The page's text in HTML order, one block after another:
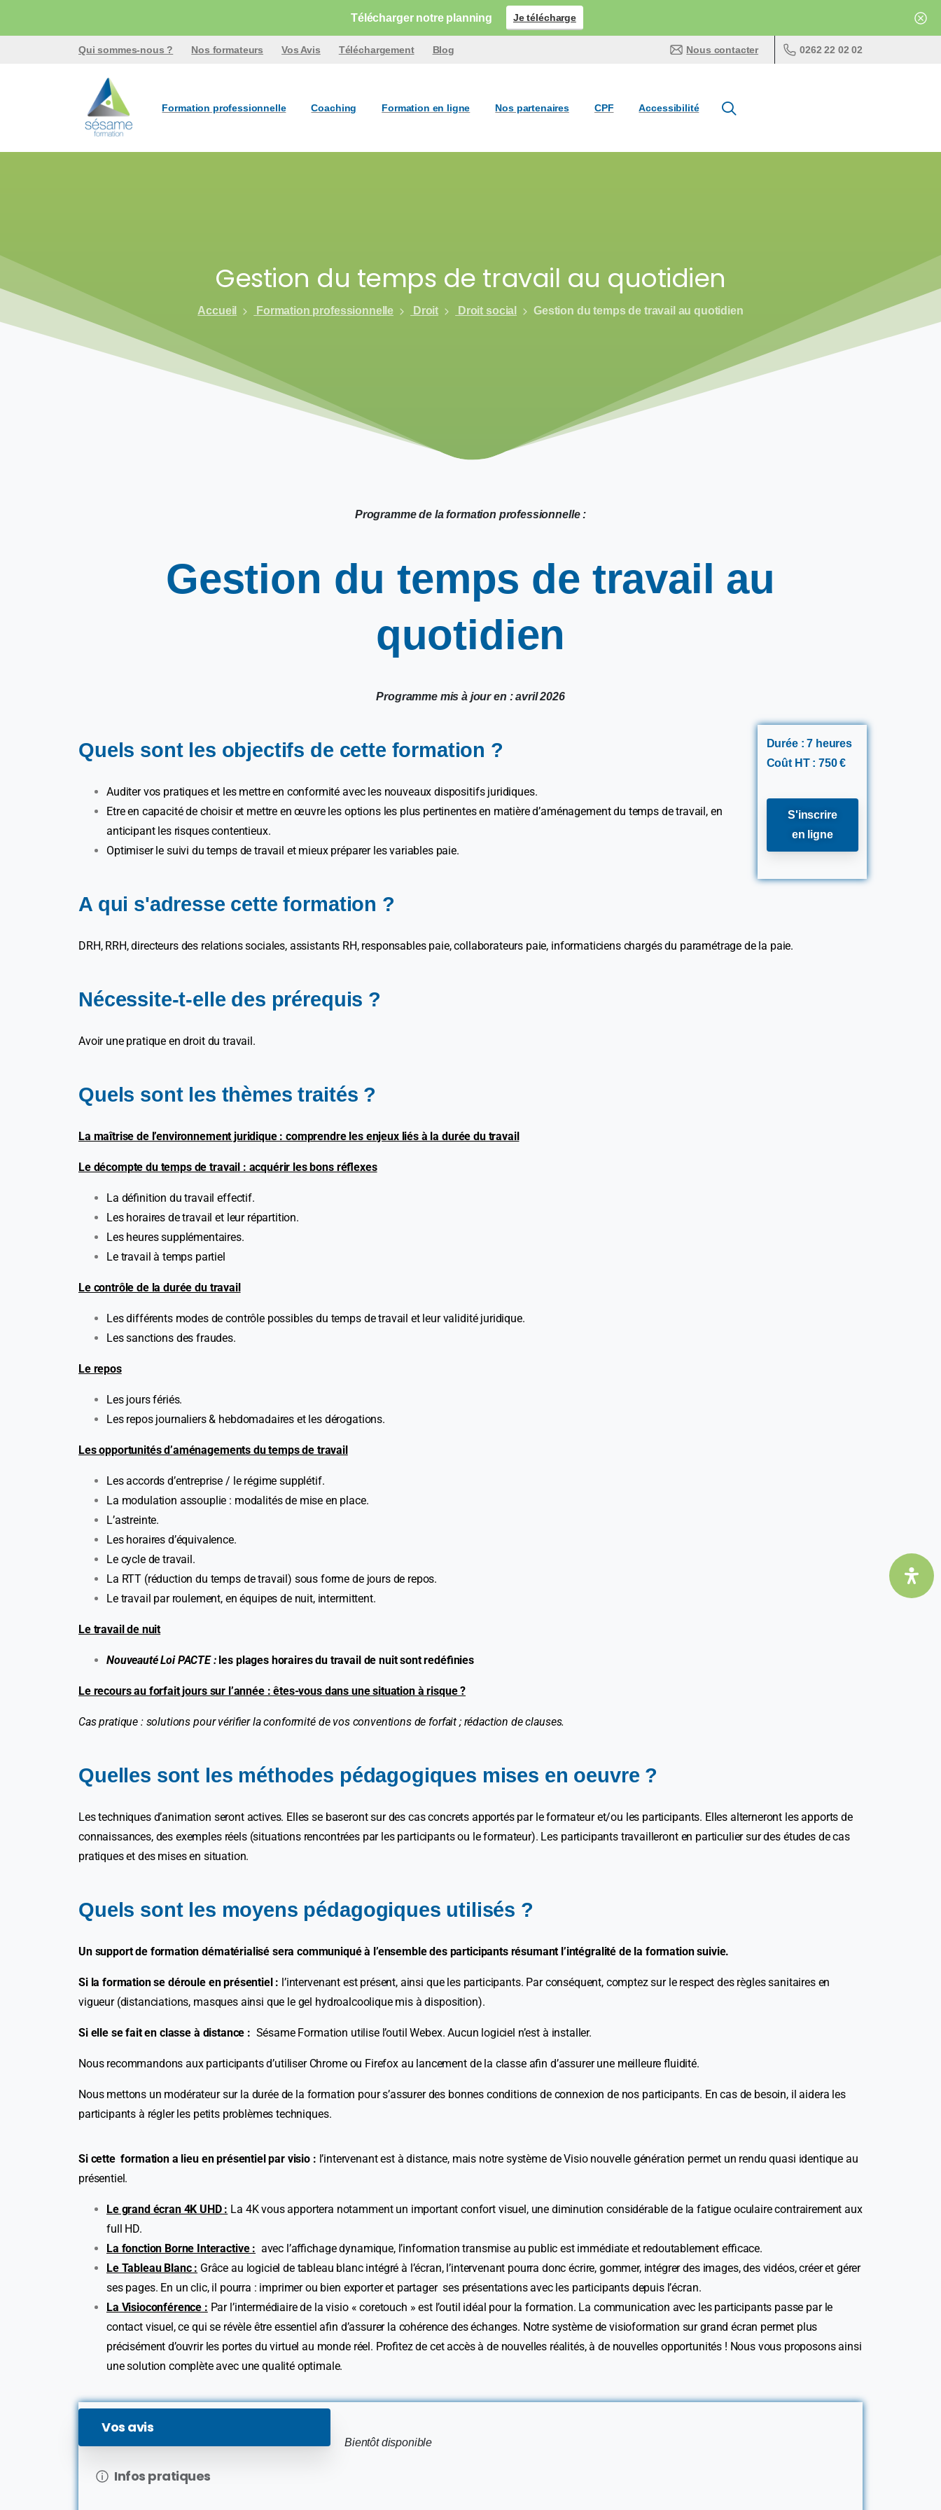
Télécharger notre planning Je télécharge
Qui sommes-nous ? Nos formateurs Vos Avis Téléchargement Blog Nous contacter 0262 22 02 02
Formation professionnelle Coaching Formation en ligne Nos partenaires CPF Accessibilité
Gestion du temps de travail au quotidien
Accueil Formation professionnelle Droit Droit social Gestion du temps de travail au quotidien
Programme de la formation professionnelle :
Gestion du temps de travail au
quotidien
Programme mis à jour en : avril 2026
Quels sont les objectifs de cette formation ?
Auditer vos pratiques et les mettre en conformité avec les nouveaux dispositifs juridiques.
Etre en capacité de choisir et mettre en œuvre les options les plus pertinentes en matière d’aménagement du temps de travail, en
anticipant les risques contentieux.
Optimiser le suivi du temps de travail et mieux préparer les variables paie.
Durée : 7 heures
Coût HT : 750 €
S'inscrire
en ligne
A qui s'adresse cette formation ?
DRH, RRH, directeurs des relations sociales, assistants RH, responsables paie, collaborateurs paie, informaticiens chargés du paramétrage de la paie.
Nécessite-t-elle des prérequis ?
Avoir une pratique en droit du travail.
Quels sont les thèmes traités ?
La maîtrise de l’environnement juridique : comprendre les enjeux liés à la durée du travail
Le décompte du temps de travail : acquérir les bons réflexes
La définition du travail effectif.
Les horaires de travail et leur répartition.
Les heures supplémentaires.
Le travail à temps partiel
Le contrôle de la durée du travail
Les différents modes de contrôle possibles du temps de travail et leur validité juridique.
Les sanctions des fraudes.
Le repos
Les jours fériés.
Les repos journaliers & hebdomadaires et les dérogations.
Les opportunités d’aménagements du temps de travail
Les accords d’entreprise / le régime supplétif.
La modulation assouplie : modalités de mise en place.
L’astreinte.
Les horaires d’équivalence.
Le cycle de travail.
La RTT (réduction du temps de travail) sous forme de jours de repos.
Le travail par roulement, en équipes de nuit, intermittent.
Le travail de nuit
Nouveauté Loi PACTE : les plages horaires du travail de nuit sont redéfinies
Le recours au forfait jours sur l’année : êtes-vous dans une situation à risque ?
Cas pratique : solutions pour vérifier la conformité de vos conventions de forfait ; rédaction de clauses.
Quelles sont les méthodes pédagogiques mises en oeuvre ?
Les techniques d’animation seront actives. Elles se baseront sur des cas concrets apportés par le formateur et/ou les participants. Elles alterneront les apports de
connaissances, des exemples réels (situations rencontrées par les participants ou le formateur). Les participants travailleront en particulier sur des études de cas
pratiques et des mises en situation.
Quels sont les moyens pédagogiques utilisés ?
Un support de formation dématérialisé sera communiqué à l’ensemble des participants résumant l’intégralité de la formation suivie.
Si la formation se déroule en présentiel : l’intervenant est présent, ainsi que les participants. Par conséquent, comptez sur le respect des règles sanitaires en
vigueur (distanciations, masques ainsi que le gel hydroalcoolique mis à disposition).
Si elle se fait en classe à distance : Sésame Formation utilise l’outil Webex. Aucun logiciel n’est à installer.
Nous recommandons aux participants d’utiliser Chrome ou Firefox au lancement de la classe afin d’assurer une meilleure fluidité.
Nous mettons un modérateur sur la durée de la formation pour s’assurer des bonnes conditions de connexion de nos participants. En cas de besoin, il aidera les
participants à régler les petits problèmes techniques.
Si cette formation a lieu en présentiel par visio : l’intervenant est à distance, mais notre système de Visio nouvelle génération permet un rendu quasi identique au
présentiel.
Le grand écran 4K UHD : La 4K vous apportera notamment un important confort visuel, une diminution considérable de la fatigue oculaire contrairement aux
full HD.
La fonction Borne Interactive : avec l’affichage dynamique, l’information transmise au public est immédiate et redoutablement efficace.
Le Tableau Blanc : Grâce au logiciel de tableau blanc intégré à l’écran, l’intervenant pourra donc écrire, gommer, intégrer des images, des vidéos, créer et gérer
ses pages. En un clic, il pourra : imprimer ou bien exporter et partager ses présentations avec les participants depuis l’écran.
La Visioconférence : Par l’intermédiaire de la visio « coretouch » est l’outil idéal pour la formation. La communication avec les participants passe par le
contact visuel, ce qui se révèle être essentiel afin d’assurer la cohérence des échanges. Notre système de visioformation sur grand écran permet plus
précisément d’ouvrir les portes du virtuel au monde réel. Profitez de cet accès à de nouvelles réalités, à de nouvelles opportunités ! Nous vous proposons ainsi
une solution complète avec une qualité optimale.
Vos avis
Infos pratiques
Bientôt disponible